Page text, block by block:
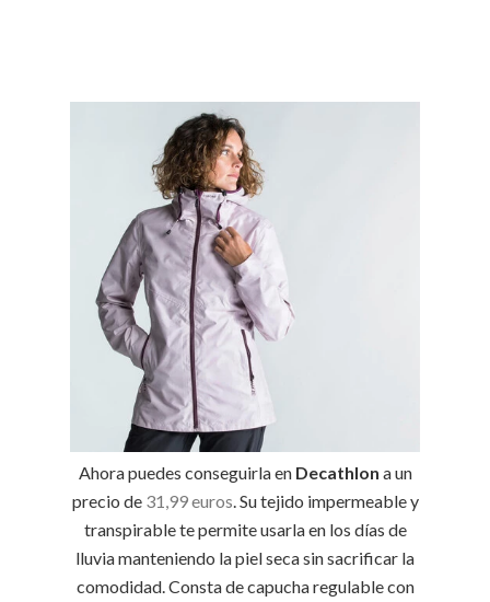
Ahora puedes conseguirla en Decathlon a un
precio de 31,99 euros . Su tejido impermeable y
transpirable te permite usarla en los días de
lluvia manteniendo la piel seca sin sacrificar la
comodidad. Consta de capucha regulable con